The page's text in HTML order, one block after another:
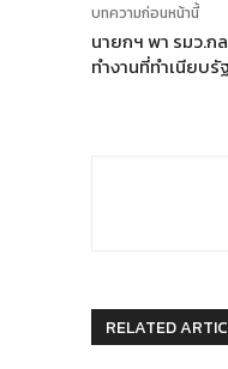
บทความก่อนหน้านี้
นายกฯ พา รมว.ก
ทำงานที่ทำเนียบรั
RELATED